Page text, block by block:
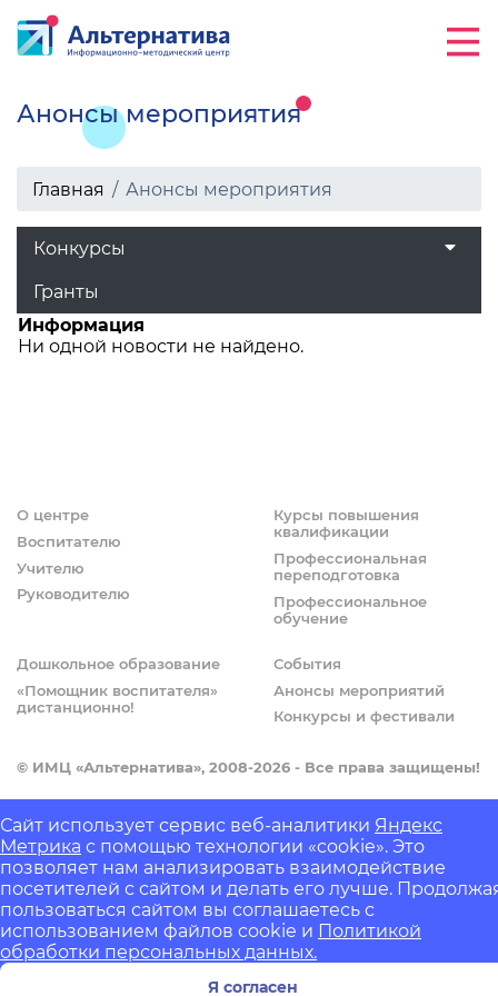
Анонсы мероприятия
Главная Анонсы мероприятия
Конкурсы
Гранты
Информация
Ни одной новости не найдено.
© ИМЦ «Альтернатива», 2008-2026 - Все права защищены!
Powered byJMY CORE
О центре
Воспитателю
Учителю
Руководителю
Курсы повышения
квалификации
Профессиональная
переподготовка
Профессиональное
обучение
Дошкольное образование
«Помощник воспитателя»
дистанционно!
События
Анонсы мероприятий
Конкурсы и фестивали
Сайт использует сервис веб-аналитики Яндекс
Метрика с помощью технологии «cookie». Это
позволяет нам анализировать взаимодействие
посетителей с сайтом и делать его лучше.
пользоваться сайтом вы соглашаетесь с
использованием файлов cookie и Политикой
обработки персональных данных.
Я согласен